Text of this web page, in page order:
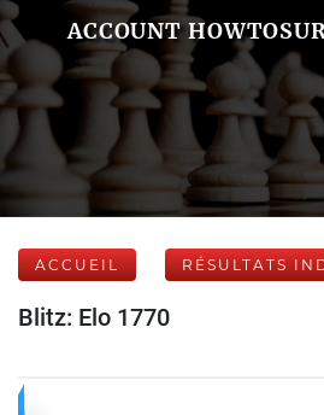
ACCOUNT
ACCUEIL RÉSULTATS
Blitz: Elo 1770